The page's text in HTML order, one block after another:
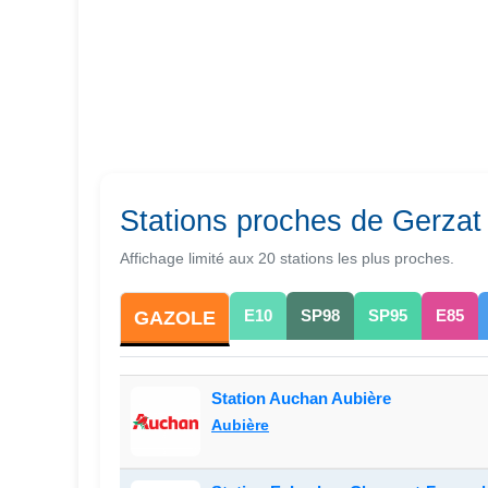
Stations proches de Gerzat
Affichage limité aux 20 stations les plus proches.
GAZOLE E10 SP98 SP95 E85
Station Auchan Aubière
Aubière